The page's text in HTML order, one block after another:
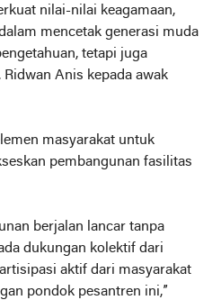
nilai-nilai keagamaan,
mencetak generasi muda
tetapi juga
Anis kepada awak
masyarakat untuk
pembangunan fasilitas
berjalan lancar tanpa
dukungan kolektif dari
aktif dari masyarakat
pondok pesantren ini,”